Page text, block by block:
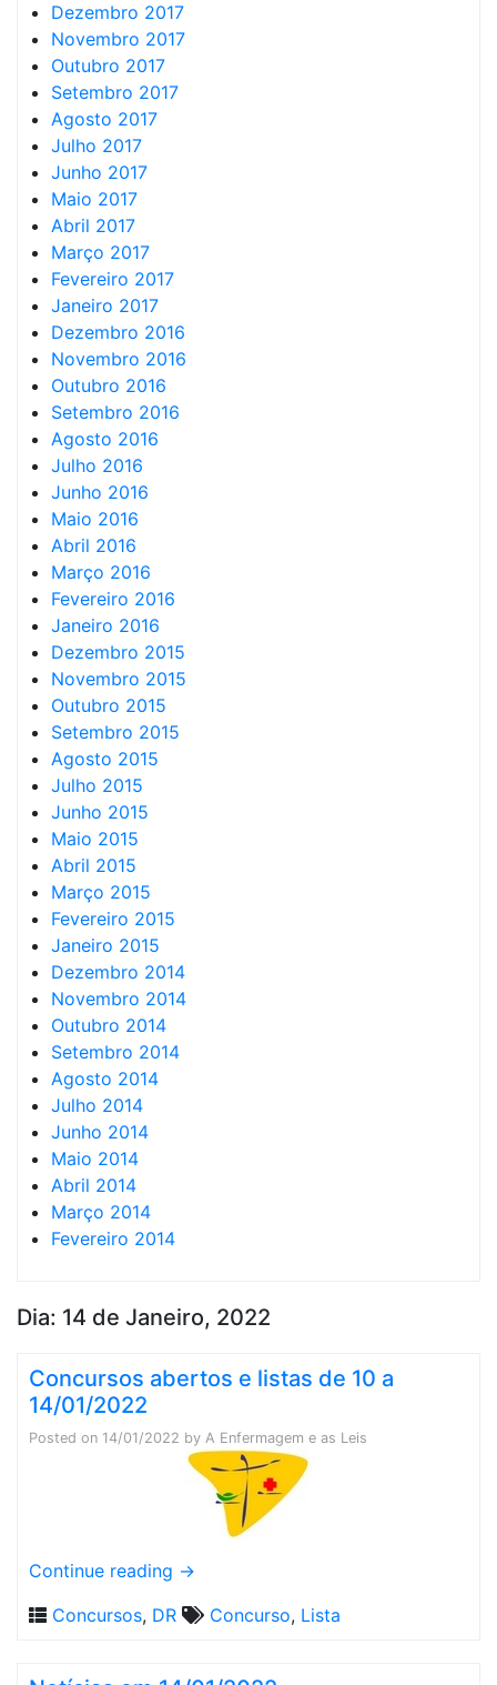
Dezembro 2017
Novembro 2017
Outubro 2017
Setembro 2017
Agosto 2017
Julho 2017
Junho 2017
Maio 2017
Abril 2017
Março 2017
Fevereiro 2017
Janeiro 2017
Dezembro 2016
Novembro 2016
Outubro 2016
Setembro 2016
Agosto 2016
Julho 2016
Junho 2016
Maio 2016
Abril 2016
Março 2016
Fevereiro 2016
Janeiro 2016
Dezembro 2015
Novembro 2015
Outubro 2015
Setembro 2015
Agosto 2015
Julho 2015
Junho 2015
Maio 2015
Abril 2015
Março 2015
Fevereiro 2015
Janeiro 2015
Dezembro 2014
Novembro 2014
Outubro 2014
Setembro 2014
Agosto 2014
Julho 2014
Junho 2014
Maio 2014
Abril 2014
Março 2014
Fevereiro 2014
Dia: 14 de Janeiro, 2022
Concursos abertos e listas de 10 a
14/01/2022
Posted on 14/01/2022 by A Enfermagem e as Leis
Continue reading →
Concursos, DR Concurso, Lista